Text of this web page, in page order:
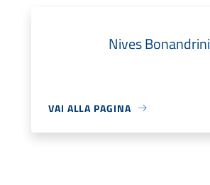
Nives Bonandrini
VAI ALLA PAGINA